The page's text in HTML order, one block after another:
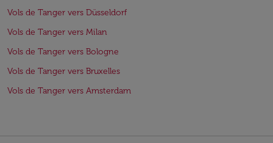
Vols de Tanger vers Düsseldorf
Vols de Tanger vers Milan
Vols de Tanger vers Bologne
Vols de Tanger vers Bruxelles
Vols de Tanger vers Amsterdam